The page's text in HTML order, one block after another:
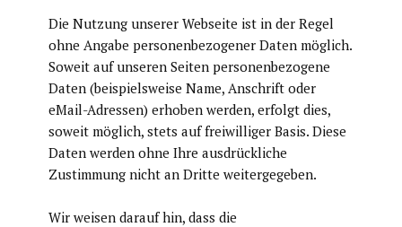
​Die Nutzung unserer Webseite ist in der Regel
ohne Angabe personenbezogener Daten möglich.
Soweit auf unseren Seiten personenbezogene
Daten (beispielsweise Name, Anschrift oder
eMail-Adressen) erhoben werden, erfolgt dies,
soweit möglich, stets auf freiwilliger Basis. Diese
Daten werden ohne Ihre ausdrückliche
Zustimmung nicht an Dritte weitergegeben.
Wir weisen darauf hin, dass die